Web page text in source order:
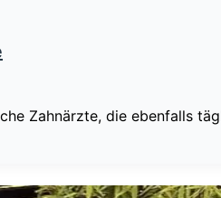
Zahnärzte, die ebenfalls